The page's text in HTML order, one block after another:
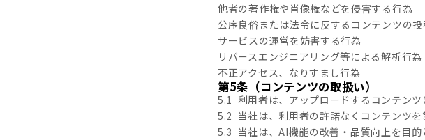
他者の著作権や肖像権などを侵害する行為
公序良俗または法令に反するコンテンツの投
サービスの運営を妨害する行為
リバースエンジニアリング等による解析行為
不正アクセス、なりすまし行為
第5条（コンテンツの取扱い）
5.1 利用者は、アップロードするコンテンツ
5.2 当社は、利用者の許諾なくコンテンツを
5.3 当社は、AI機能の改善・品質向上を目